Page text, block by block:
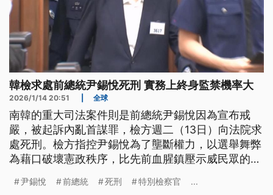
韓檢求處前總統尹錫悅死刑 實務上終身監禁機率大
2026/1/14 20:51 全球
南韓的重大司法案件則是前總統尹錫悅因為宣布戒
嚴，被起訴內亂首謀罪，檢方週二（13日）向法院求
處死刑。檢方指控尹錫悅為了壟斷權力，以選舉舞弊
為藉口破壞憲政秩序，比先前血腥鎮壓示威民眾的全
辯解，批判檢察官的起訴書根本是「不符合客觀事實
尹錫悅 前總統 死刑 特別檢察官 ...